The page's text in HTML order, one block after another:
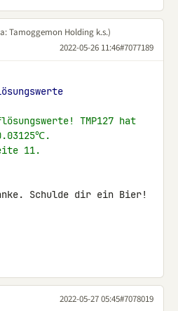
Tamoggemon Holding k.s.)
2022-05-26 11:46#7077189
TMP127 hat
11.
Schulde dir ein Bier!
2022-05-27 05:45#7078019